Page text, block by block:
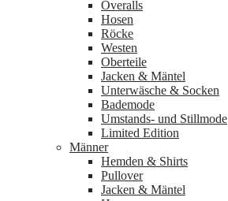
Overalls
Hosen
Röcke
Westen
Oberteile
Jacken & Mäntel
Unterwäsche & Socken
Bademode
Umstands- und Stillmode
Limited Edition
Männer
Hemden & Shirts
Pullover
Jacken & Mäntel